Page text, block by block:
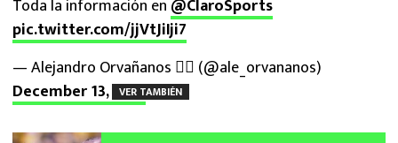
Toda la información en @ClaroSports
pic.twitter.com/jjVtJiIji7
— Alejandro Orvañanos ✍🏻 (@ale_orvananos)
December 13, 2024VER TAMBIÉN